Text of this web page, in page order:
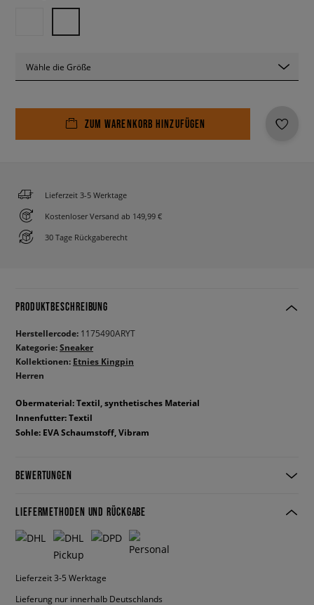
Wähle die Größe
ZUM WARENKORB HINZUFÜGEN
Lieferzeit 3-5 Werktage
Kostenloser Versand ab 149,99 €
30 Tage Rückgaberecht
PRODUKTBESCHREIBUNG
Herstellercode: 1175490ARYT
Kategorie:Sneaker
Kollektionen: Etnies Kingpin
Herren
Obermaterial: Textil, synthetisches Material
Innenfutter: Textil
Sohle: EVA Schaumstoff, Vibram
BEWERTUNGEN
LIEFERMETHODEN UND RÜCKGABE
Lieferzeit 3-5 Werktage
Lieferung nur innerhalb Deutschlands